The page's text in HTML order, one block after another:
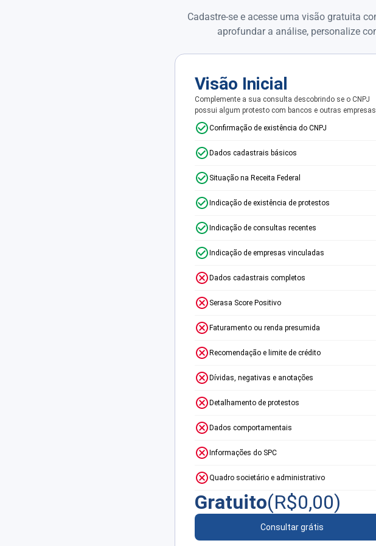
Cadastre-se e acesse uma visão gratuita
aprofundar a análise, personalize
Visão Inicial
Complemente a sua consulta descobrindo se o CNPJ
possui algum protesto com bancos e outras empresas.
Confirmação de existência do CNPJ
Dados cadastrais básicos
Situação na Receita Federal
Indicação de existência de protestos
Indicação de consultas recentes
Indicação de empresas vinculadas
Dados cadastrais completos
Serasa Score Positivo
Faturamento ou renda presumida
Recomendação e limite de crédito
Dívidas, negativas e anotações
Detalhamento de protestos
Dados comportamentais
Informações do SPC
Quadro societário e administrativo
Gratuito(R$0,00)
Consultar grátis